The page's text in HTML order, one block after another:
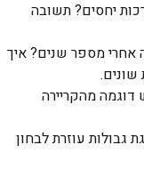
יחסים? תשובה
מספר שנים? איך
שונים.
מהקריירה
גבולות עוזרת לבחון